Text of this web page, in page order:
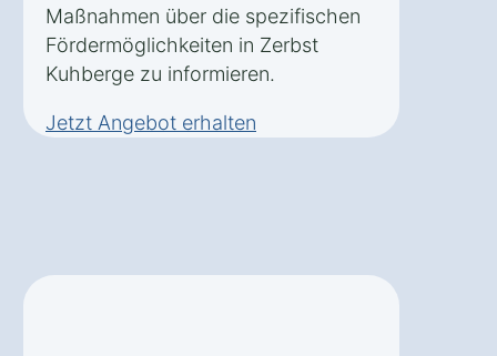
Maßnahmen über die spezifischen
Fördermöglichkeiten in Zerbst
Kuhberge zu informieren.
Jetzt Angebot erhalten